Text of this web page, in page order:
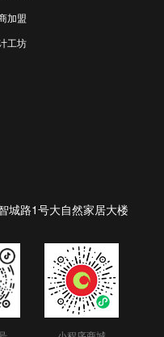
加盟
工坊
城路1号大自然家居大楼